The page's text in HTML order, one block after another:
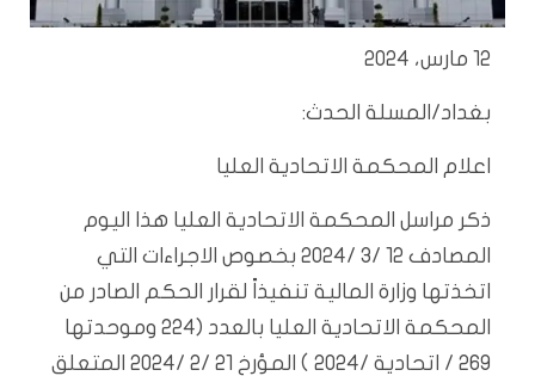
12 مارس، 2024
بغداد/المسلة الحدث:
اعلام المحكمة الاتحادية العليا
ذكر مراسل المحكمة الاتحادية العليا هذا اليوم
المصادف 12 /3 /2024 بخصوص الاجراءات التي
اتخذتها وزارة المالية تنفيذاً لقرار الحكم الصادر من
المحكمة الاتحادية العليا بالعدد (224 وموحدتها
269 / اتحادية /2024 ) المؤرخ 21 /2 /2024 المتعلق